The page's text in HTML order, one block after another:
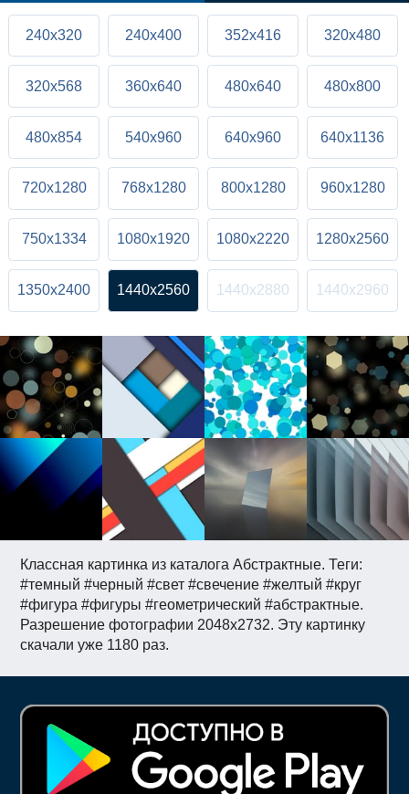
Классная картинка из каталога Абстрактные. Теги:
#темный #черный #свет #свечение #желтый #круг
#фигура #фигуры #геометрический #абстрактные.
Разрешение фотографии 2048x2732. Эту картинку
скачали уже 1180 раз.
240x320 240x400 352x416 320x480
320x568 360x640 480x640 480x800
480x854 540x960 640x960 640x1136
720x1280 768x1280 800x1280 960x1280
750x1334 1080x1920 1080x2220 1280x2560
1350x2400 1440x2560 1440x2880 1440x2960